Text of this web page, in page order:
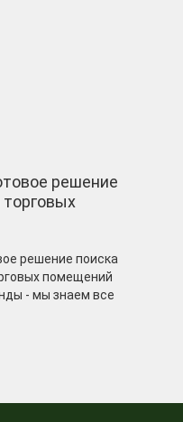
решение
решение поиска
помещений
- мы знаем все